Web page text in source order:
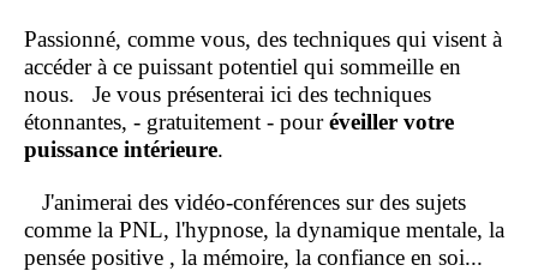
Passionné, comme vous, des techniques qui visent à
accéder à ce puissant potentiel qui sommeille en
nous. Je vous présenterai ici des techniques
étonnantes, - gratuitement - pouréveiller votre
puissance intérieure.
J'animerai des vidéo-conférences sur des sujets
comme la PNL, l'hypnose, la dynamique mentale, la
pensée positive , la mémoire, la confiance en soi...